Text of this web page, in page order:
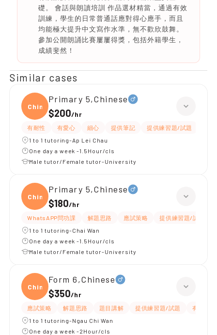
礎。 會話與朗讀培訓 作品選材精當，通過有效
訓練，學生的日常普通話應對得心應手，而且
均能極大提升中文寫作水準，無不歡欣鼓舞。
參加公開朗誦比賽屢屢得獎，包括外籍學生，
成績斐然！
Similar cases
Chine
Primary 5,Chinese
$200/hr
有耐性 有愛心 細心 提供筆記 提供練習題/試題
1 to 1 tutoring-Ap Lei Chau
One day a week -1.5Hour/cls
Male tutor/Female tutor-University
Chine
Primary 5,Chinese
$180/hr
WhatsAPP問功課 解題思路 應試策略 提供練習題/試題
1 to 1 tutoring-Chai Wan
One day a week -1.5Hour/cls
Male tutor/Female tutor-University
Chine
Form 6,Chinese
$350/hr
應試策略 解題思路 題目講解 提供練習題/試題
有耐性
1 to 1 tutoring-Ngau Chi Wan
One day a week -2Hour/cls